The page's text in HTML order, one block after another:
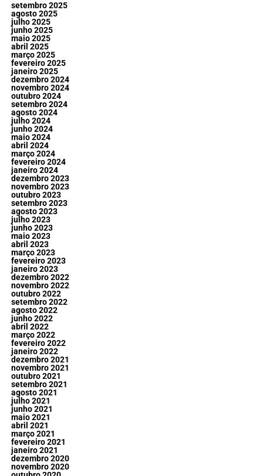
setembro 2025
agosto 2025
julho 2025
junho 2025
maio 2025
abril 2025
março 2025
fevereiro 2025
janeiro 2025
dezembro 2024
novembro 2024
outubro 2024
setembro 2024
agosto 2024
julho 2024
junho 2024
maio 2024
abril 2024
março 2024
fevereiro 2024
janeiro 2024
dezembro 2023
novembro 2023
outubro 2023
setembro 2023
agosto 2023
julho 2023
junho 2023
maio 2023
abril 2023
março 2023
fevereiro 2023
janeiro 2023
dezembro 2022
novembro 2022
outubro 2022
setembro 2022
agosto 2022
junho 2022
abril 2022
março 2022
fevereiro 2022
janeiro 2022
dezembro 2021
novembro 2021
outubro 2021
setembro 2021
agosto 2021
julho 2021
junho 2021
maio 2021
abril 2021
março 2021
fevereiro 2021
janeiro 2021
dezembro 2020
novembro 2020